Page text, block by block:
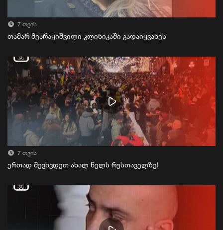
7 თვის
თამარ მეარაყიშვილი კლინიკაში გადაიყვანეს
7 თვის
ერთად შევხვდეთ ახალ წელს რუსთაველზე!